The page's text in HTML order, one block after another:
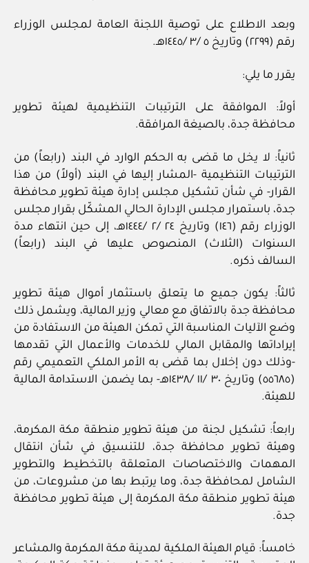
وبعد الاطلاع على توصية اللجنة العامة لمجلس الوزراء
رقم (٢٢٩٩) وتاريخ ٥ /٣ /١٤٤٥هـ.
يقرر ما يلي:
أولاً: الموافقة على الترتيبات التنظيمية لهيئة تطوير
محافظة جدة، بالصيغة المرافقة.
ثانياً: لا يخل ما قضى به الحكم الوارد في البند (رابعاً) من
الترتيبات التنظيمية -المشار إليها في البند (أولاً) من هذا
القرار- في شأن تشكيل مجلس إدارة هيئة تطوير محافظة
جدة، باستمرار مجلس الإدارة الحالي المشكّل بقرار مجلس
الوزراء رقم (١٤٦) وتاريخ ٢٤ /٢ /١٤٤٤هـ، إلى حين انتهاء مدة
السنوات (الثلاث) المنصوص عليها في البند (رابعاً)
السالف ذكره.
ثالثاً: يكون جميع ما يتعلق باستثمار أموال هيئة تطوير
محافظة جدة بالاتفاق مع معالي وزير المالية، ويشمل ذلك
وضع الآليات المناسبة التي تمكن الهيئة من الاستفادة من
إيراداتها والمقابل المالي للخدمات والأعمال التي تقدمها
-وذلك دون إخلال بما قضى به الأمر الملكي التعميمي رقم
(٥٥٦٨٥) وتاريخ ٣٠ /١١ /١٤٣٨هـ- بما يضمن الاستدامة المالية
للهيئة.
رابعاً: تشكيل لجنة من هيئة تطوير منطقة مكة المكرمة،
وهيئة تطوير محافظة جدة، للتنسيق في شأن انتقال
المهمات والاختصاصات المتعلقة بالتخطيط والتطوير
الشامل لمحافظة جدة، وما يرتبط بها من مشروعات، من
هيئة تطوير منطقة مكة المكرمة إلى هيئة تطوير محافظة
جدة.
خامساً: قيام الهيئة الملكية لمدينة مكة المكرمة والمشاعر